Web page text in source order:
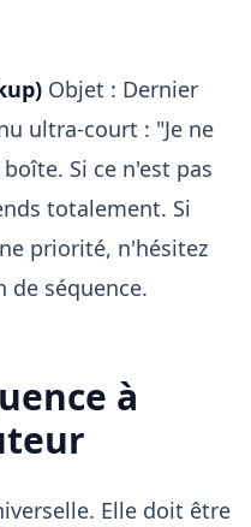
Objet : Dernier
ultra-court : "Je ne
Si ce n'est pas
totalement. Si
priorité, n'hésitez
de séquence.
à
Elle doit être